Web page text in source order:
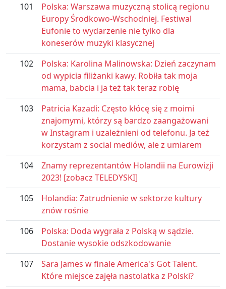
101
Polska: Warszawa muzyczną stolicą regionu
Europy Środkowo-Wschodniej. Festiwal
Eufonie to wydarzenie nie tylko dla
koneserów muzyki klasycznej
102
Polska: Karolina Malinowska: Dzień zaczynam
od wypicia filiżanki kawy. Robiła tak moja
mama, babcia i ja też tak teraz robię
103
Patricia Kazadi: Często kłócę się z moimi
znajomymi, którzy są bardzo zaangażowani
w Instagram i uzależnieni od telefonu. Ja też
korzystam z social mediów, ale z umiarem
104
Znamy reprezentantów Holandii na Eurowizji
2023! [zobacz TELEDYSKI]
105
Holandia: Zatrudnienie w sektorze kultury
znów rośnie
106
Polska: Doda wygrała z Polską w sądzie.
Dostanie wysokie odszkodowanie
107
Sara James w finale America's Got Talent.
Które miejsce zajęła nastolatka z Polski?